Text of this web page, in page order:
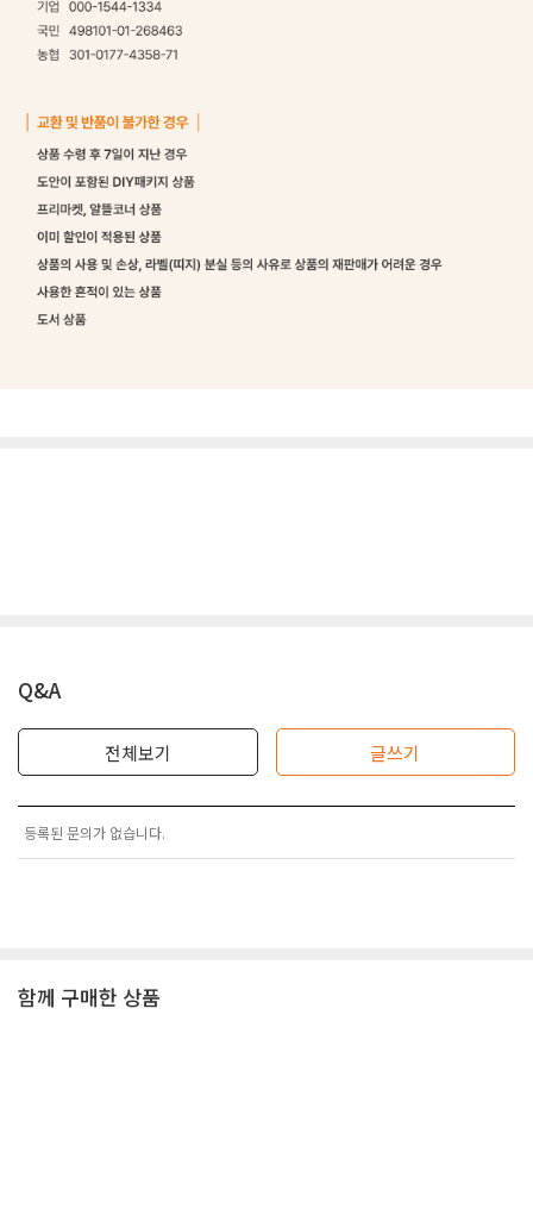
Q&A
전체보기 글쓰기
등록된 문의가 없습니다.
함께 구매한 상품